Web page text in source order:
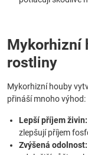
Mykorhizní
rostliny
Mykorhizní houby
přináší mnoho výhod:
Lepší příjem živin:
zlepšují příjem
Zvýšená odolnost: